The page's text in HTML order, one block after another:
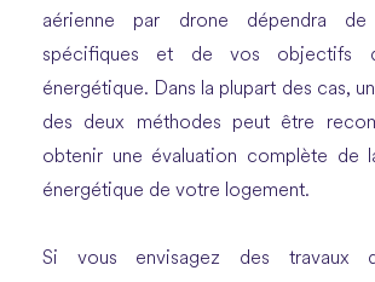
aérienne par drone dépendra
spécifiques et de vos objectifs
énergétique. Dans la plupart des cas,
des deux méthodes peut être
obtenir une évaluation complète de
énergétique de votre logement.
Si vous envisagez des travaux